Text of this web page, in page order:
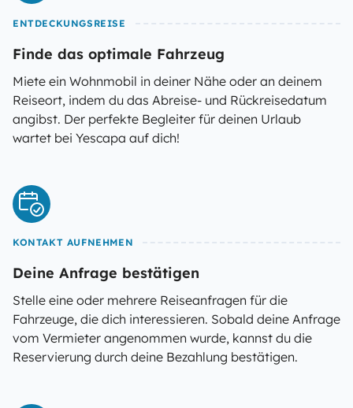
ENTDECKUNGSREISE
Finde das optimale Fahrzeug
Miete ein Wohnmobil in deiner Nähe oder an deinem
Reiseort, indem du das Abreise- und Rückreisedatum
angibst. Der perfekte Begleiter für deinen Urlaub
wartet bei Yescapa auf dich!
KONTAKT AUFNEHMEN
Deine Anfrage bestätigen
Stelle eine oder mehrere Reiseanfragen für die
Fahrzeuge, die dich interessieren. Sobald deine Anfrage
vom Vermieter angenommen wurde, kannst du die
Reservierung durch deine Bezahlung bestätigen.